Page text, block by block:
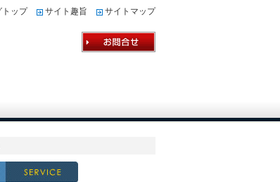
トップ サイト趣旨 サイトマップ